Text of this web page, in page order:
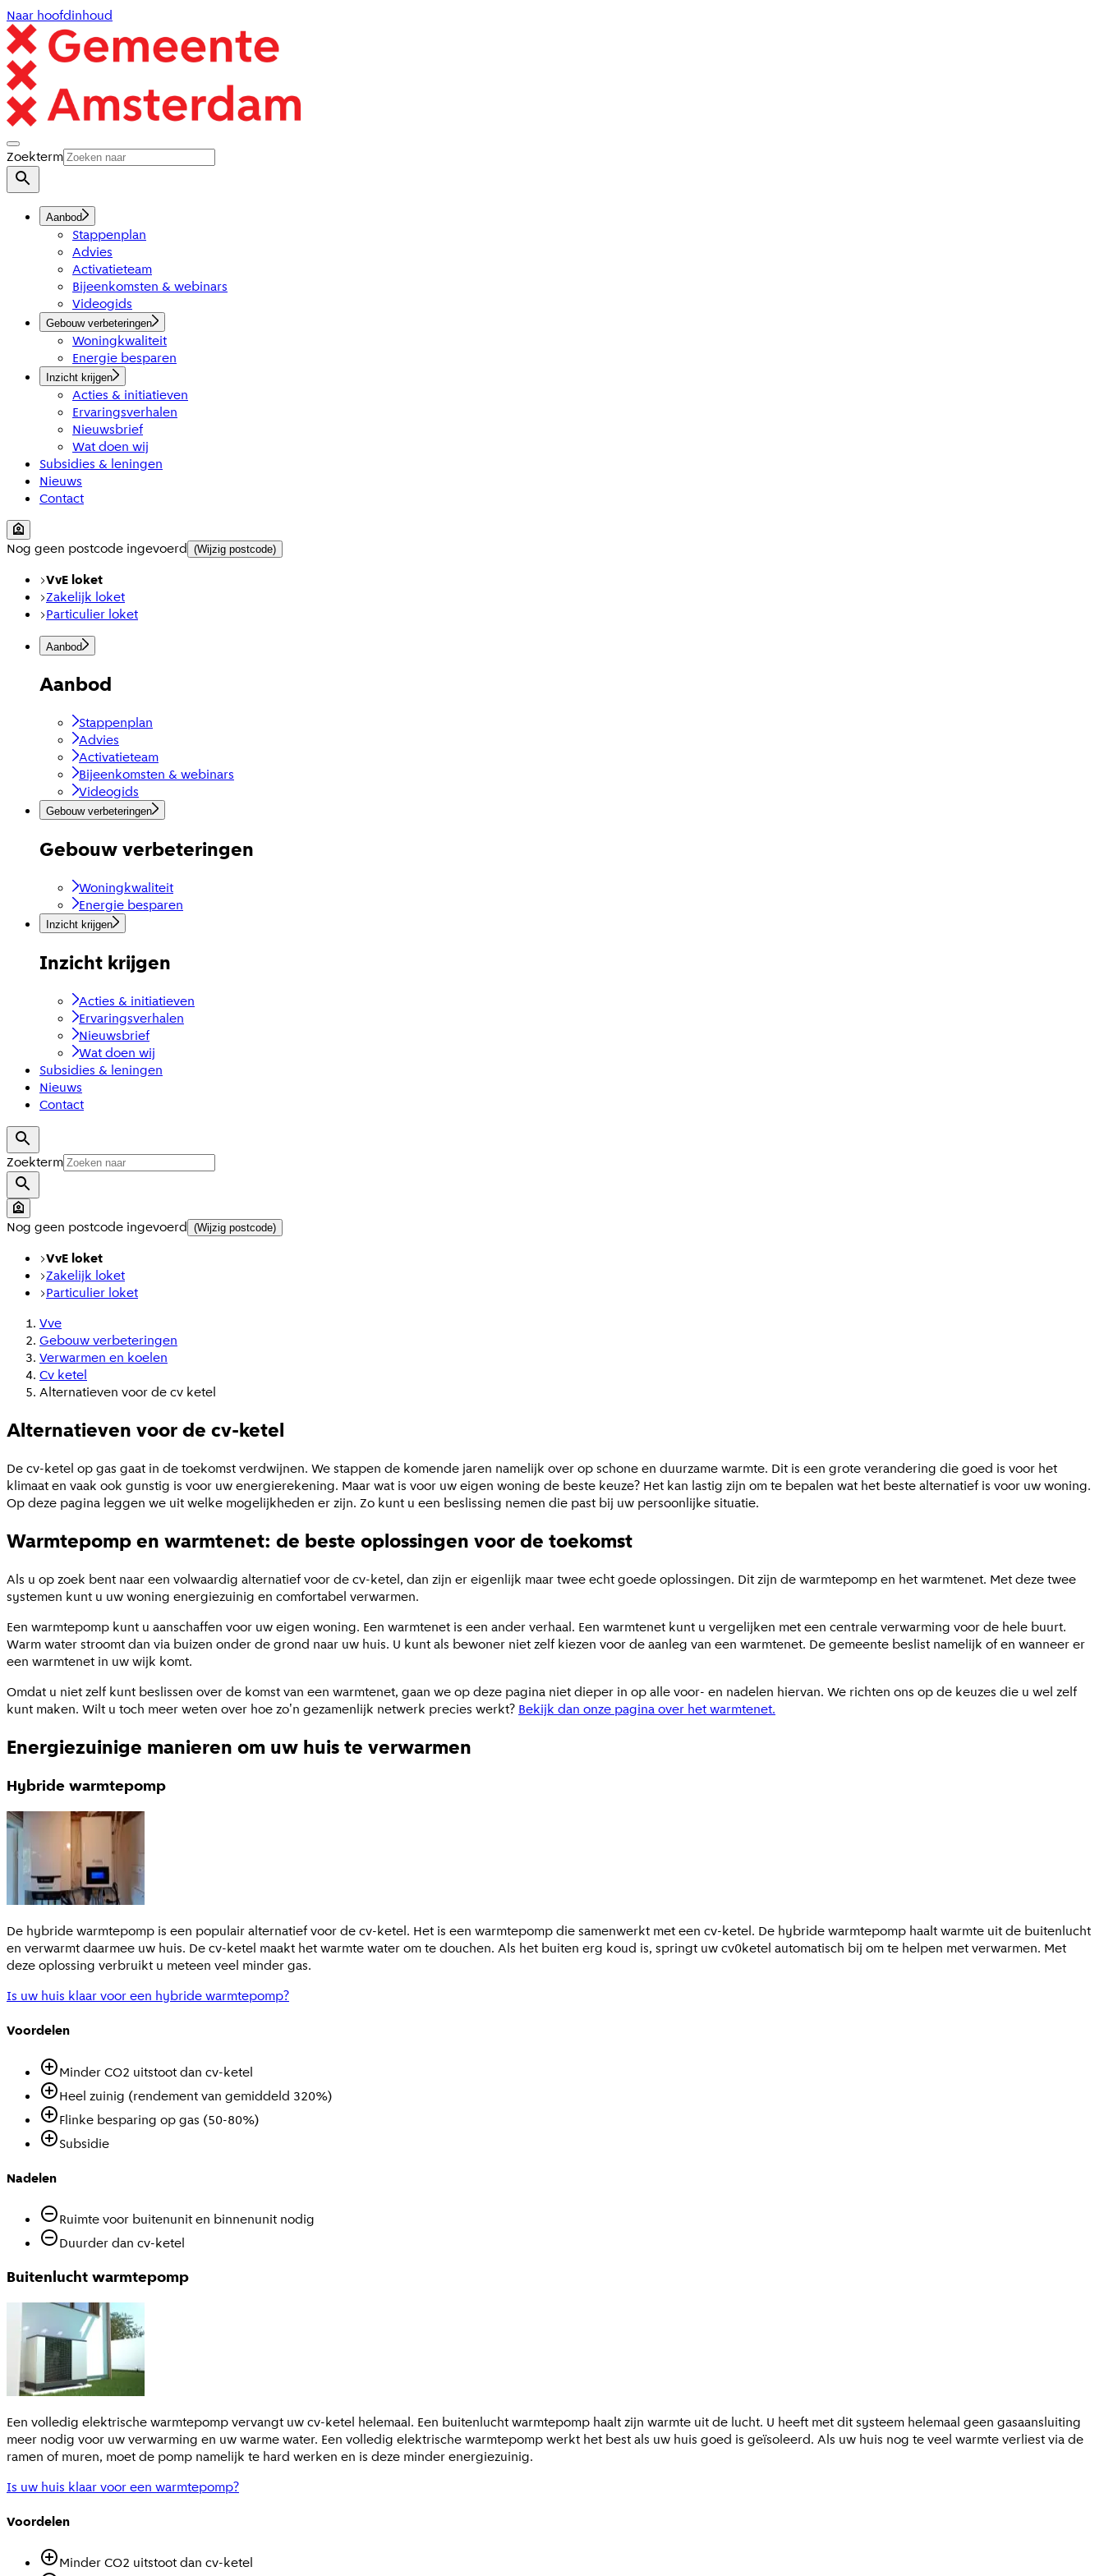
Naar hoofdinhoud
Zoekterm
Aanbod
Stappenplan
Advies
Activatieteam
Bijeenkomsten & webinars
Videogids
Gebouw verbeteringen
Woningkwaliteit
Energie besparen
Inzicht krijgen
Acties & initiatieven
Ervaringsverhalen
Nieuwsbrief
Wat doen wij
Subsidies & leningen
Nieuws
Contact
Nog geen postcode ingevoerd (Wijzig postcode)
VvE loket
Zakelijk loket
Particulier loket
Aanbod
Aanbod
Stappenplan
Advies
Activatieteam
Bijeenkomsten & webinars
Videogids
Gebouw verbeteringen
Gebouw verbeteringen
Woningkwaliteit
Energie besparen
Inzicht krijgen
Inzicht krijgen
Acties & initiatieven
Ervaringsverhalen
Nieuwsbrief
Wat doen wij
Subsidies & leningen
Nieuws
Contact
Zoekterm
Nog geen postcode ingevoerd (Wijzig postcode)
VvE loket
Zakelijk loket
Particulier loket
Vve
Gebouw verbeteringen
Verwarmen en koelen
Cv ketel
Alternatieven voor de cv ketel
Alternatieven voor de cv-ketel
De cv-ketel op gas gaat in de toekomst verdwijnen. We stappen de komende jaren namelijk over op schone en duurzame warmte. Dit is een grote verandering die goed is voor het
klimaat en vaak ook gunstig is voor uw energierekening. Maar wat is voor uw eigen woning de beste keuze? Het kan lastig zijn om te bepalen wat het beste alternatief is voor uw woning.
Op deze pagina leggen we uit welke mogelijkheden er zijn. Zo kunt u een beslissing nemen die past bij uw persoonlijke situatie.
Warmtepomp en warmtenet: de beste oplossingen voor de toekomst
Als u op zoek bent naar een volwaardig alternatief voor de cv-ketel, dan zijn er eigenlijk maar twee echt goede oplossingen. Dit zijn de warmtepomp en het warmtenet. Met deze twee
systemen kunt u uw woning energiezuinig en comfortabel verwarmen.
Een warmtepomp kunt u aanschaffen voor uw eigen woning. Een warmtenet is een ander verhaal. Een warmtenet kunt u vergelijken met een centrale verwarming voor de hele buurt.
Warm water stroomt dan via buizen onder de grond naar uw huis. U kunt als bewoner niet zelf kiezen voor de aanleg van een warmtenet. De gemeente beslist namelijk of en wanneer er
een warmtenet in uw wijk komt.
Omdat u niet zelf kunt beslissen over de komst van een warmtenet, gaan we op deze pagina niet dieper in op alle voor- en nadelen hiervan. We richten ons op de keuzes die u wel zelf
kunt maken. Wilt u toch meer weten over hoe zo'n gezamenlijk netwerk precies werkt? Bekijk dan onze pagina over het warmtenet.
Energiezuinige manieren om uw huis te verwarmen
Hybride warmtepomp
De hybride warmtepomp is een populair alternatief voor de cv-ketel. Het is een warmtepomp die samenwerkt met een cv-ketel. De hybride warmtepomp haalt warmte uit de buitenlucht
en verwarmt daarmee uw huis. De cv-ketel maakt het warmte water om te douchen. Als het buiten erg koud is, springt uw cv0ketel automatisch bij om te helpen met verwarmen. Met
deze oplossing verbruikt u meteen veel minder gas.
Is uw huis klaar voor een hybride warmtepomp?
Voordelen
Minder CO2 uitstoot dan cv-ketel
Heel zuinig (rendement van gemiddeld 320%)
Flinke besparing op gas (50-80%)
Subsidie
Nadelen
Ruimte voor buitenunit en binnenunit nodig
Duurder dan cv-ketel
Buitenlucht warmtepomp
Een volledig elektrische warmtepomp vervangt uw cv-ketel helemaal. Een buitenlucht warmtepomp haalt zijn warmte uit de lucht. U heeft met dit systeem helemaal geen gasaansluiting
meer nodig voor uw verwarming en uw warme water. Een volledig elektrische warmtepomp werkt het best als uw huis goed is geïsoleerd. Als uw huis nog te veel warmte verliest via de
ramen of muren, moet de pomp namelijk te hard werken en is deze minder energiezuinig.
Is uw huis klaar voor een warmtepomp?
Voordelen
Minder CO2 uitstoot dan cv-ketel